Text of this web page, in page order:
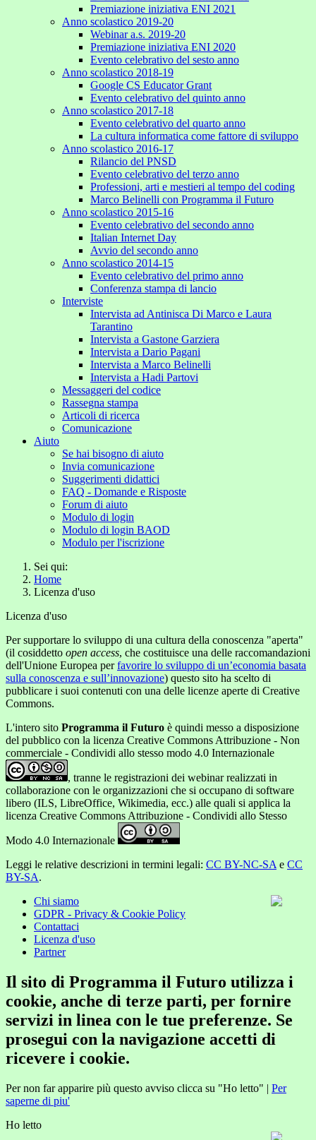
Premiazione iniziativa ENI 2021
Anno scolastico 2019-20
Webinar a.s. 2019-20
Premiazione iniziativa ENI 2020
Evento celebrativo del sesto anno
Anno scolastico 2018-19
Google CS Educator Grant
Evento celebrativo del quinto anno
Anno scolastico 2017-18
Evento celebrativo del quarto anno
La cultura informatica come fattore di sviluppo
Anno scolastico 2016-17
Rilancio del PNSD
Evento celebrativo del terzo anno
Professioni, arti e mestieri al tempo del coding
Marco Belinelli con Programma il Futuro
Anno scolastico 2015-16
Evento celebrativo del secondo anno
Italian Internet Day
Avvio del secondo anno
Anno scolastico 2014-15
Evento celebrativo del primo anno
Conferenza stampa di lancio
Interviste
Intervista ad Antinisca Di Marco e Laura
Tarantino
Intervista a Gastone Garziera
Intervista a Dario Pagani
Intervista a Marco Belinelli
Intervista a Hadi Partovi
Messaggeri del codice
Rassegna stampa
Articoli di ricerca
Comunicazione
Aiuto
Se hai bisogno di aiuto
Invia comunicazione
Suggerimenti didattici
FAQ - Domande e Risposte
Forum di aiuto
Modulo di login
Modulo di login BAOD
Modulo per l'iscrizione
Sei qui:
Home
Licenza d'uso
Licenza d'uso
Per supportare lo sviluppo di una cultura della conoscenza "aperta"
(il cosiddetto open access, che costituisce una delle raccomandazioni
dell'Unione Europea perfavorire lo sviluppo di un’economia basata
sulla conoscenza e sull’innovazione) questo sito ha scelto di
pubblicare i suoi contenuti con una delle licenze aperte di Creative
Commons.
L'intero sito Programma il Futuro è quindi messo a disposizione
del pubblico con la licenza Creative Commons Attribuzione - Non
commerciale - Condividi allo stesso modo 4.0 Internazionale
, tranne le registrazioni dei webinar realizzati in
collaborazione con le organizzazioni che si occupano di software
libero (ILS, LibreOffice, Wikimedia, ecc.) alle quali si applica la
licenza Creative Commons Attribuzione - Condividi allo Stesso
Modo 4.0 Internazionale
Leggi le relative descrizioni in termini legali: CC BY-NC-SA e CC
BY-SA.
Chi siamo
GDPR - Privacy & Cookie Policy
Contattaci
Licenza d'uso
Partner
Il sito di Programma il Futuro utilizza i
cookie, anche di terze parti, per fornire
servizi in linea con le tue preferenze. Se
prosegui con la navigazione accetti di
ricevere i cookie.
Per non far apparire più questo avviso clicca su "Ho letto" | Per
saperne di piu'
Ho letto